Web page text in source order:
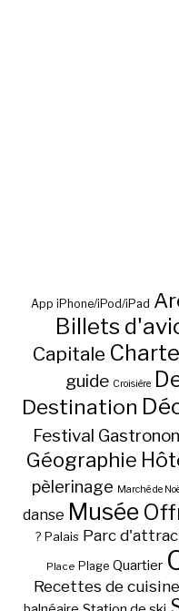
App iPhone/iPod/iPad
Billets
Capitale
guide Croisière
Destination
Festival
Géographie
pèlerinage Marché de
danse Musée
? Palais Parc
Place Plage Quartier
Recettes de cuisine